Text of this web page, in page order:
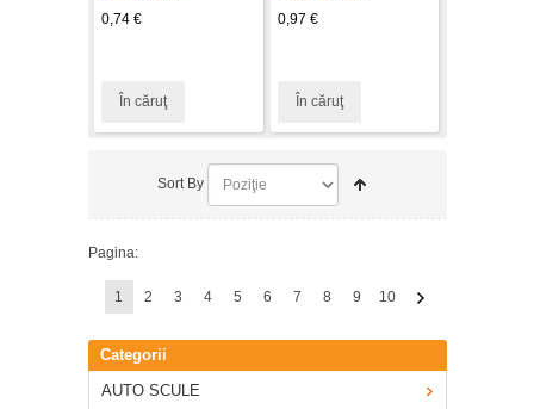
0,74 €
În căruţ
0,97 €
În căruţ
Sort By
Pagina:
1 2 3 4 5 6 7 8 9 10
Categorii
AUTO SCULE